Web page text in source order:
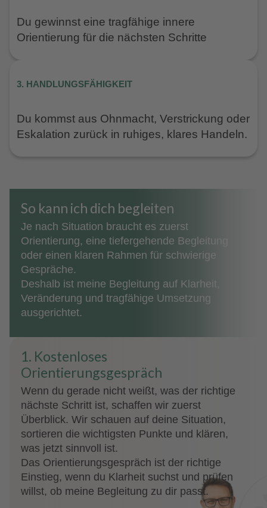
Du gewinnst eine tragfähige innere
Orientierung für die nächsten Schritte
3. HANDLUNGSFÄHIGKEIT
Du kommst aus Ohnmacht, Verstrickung oder
Eskalation zurück in ruhiges, klares Handeln.
So kann ich dich begleiten
Je nach Situation braucht es zuerst
Orientierung, eine tiefergehende Begleitung
oder einen klaren Rahmen für schwierige
Gespräche.
Deshalb ist meine Begleitung auf Klarheit,
Veränderung und tragfähige Umsetzung
ausgerichtet.
1. Kostenloses
Orientierungsgespräch
Wenn du gerade nicht weißt, was der richtige
nächste Schritt ist, schaffen wir zuerst
Überblick. Wir schauen auf deine Situation,
sortieren die wichtigsten Punkte und klären,
was jetzt sinnvoll ist.
Das Orientierungsgespräch ist der richtige
Einstieg, wenn du Klarheit suchst und prüfen
willst, ob meine Begleitung zu dir passt.